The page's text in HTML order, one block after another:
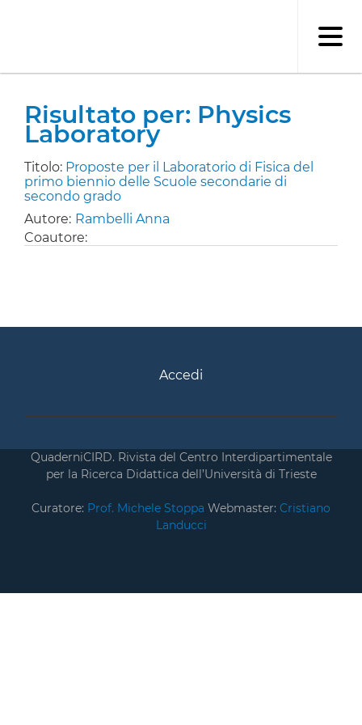
Risultato per: Physics
Laboratory
Titolo: Proposte per il Laboratorio di Fisica del
primo biennio delle Scuole secondarie di
secondo grado
Autore: Rambelli Anna
Coautore:
Accedi
QuaderniCIRD. Rivista del Centro Interdipartimentale
per la Ricerca Didattica dell’Università di Trieste
Curatore: Prof. Michele Stoppa Webmaster: Cristiano
Landucci